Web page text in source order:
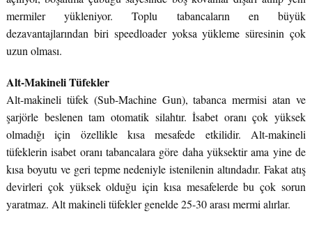
mermiler yükleniyor. Toplu tabancaların en büyük
dezavantajlarından biri speedloader yoksa yükleme süresinin çok
uzun olması.
Alt-Makineli Tüfekler
Alt-makineli tüfek (Sub-Machine Gun), tabanca mermisi atan ve
şarjörle beslenen tam otomatik silahtır. İsabet oranı çok yüksek
olmadığı için özellikle kısa mesafede etkilidir. Alt-makineli
tüfeklerin isabet oranı tabancalara göre daha yüksektir ama yine de
kısa boyutu ve geri tepme nedeniyle istenilenin altındadır. Fakat atış
devirleri çok yüksek olduğu için kısa mesafelerde bu çok sorun
yaratmaz. Alt makineli tüfekler genelde 25-30 arası mermi alırlar.